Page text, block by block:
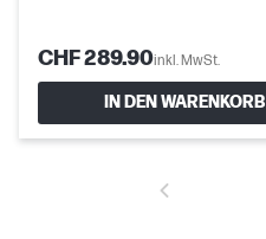
CHF 289.90inkl. MwSt.
IN DEN WARENKORB